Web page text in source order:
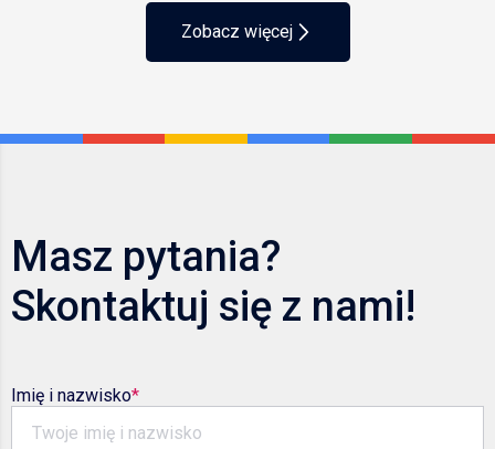
Zobacz więcej
Masz pytania?
Skontaktuj się z nami!
Imię i nazwisko